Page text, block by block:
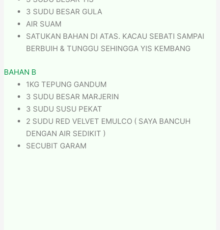
3 SUDU BESAR GULA
AIR SUAM
SATUKAN BAHAN DI ATAS. KACAU SEBATI SAMPAI
BERBUIH & TUNGGU SEHINGGA YIS KEMBANG
BAHAN B
1KG TEPUNG GANDUM
3 SUDU BESAR MARJERIN
3 SUDU SUSU PEKAT
2 SUDU RED VELVET EMULCO ( SAYA BANCUH
DENGAN AIR SEDIKIT )
SECUBIT GARAM